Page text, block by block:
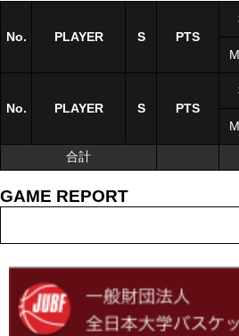
No. PLAYER S
No. PLAYER S
合計
No. PLAYER S PTS
M
No. PLAYER S PTS
M
合計
GAME REPORT